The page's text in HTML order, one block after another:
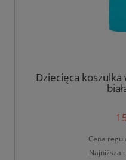
Dziecięca
Cena
Najniższa